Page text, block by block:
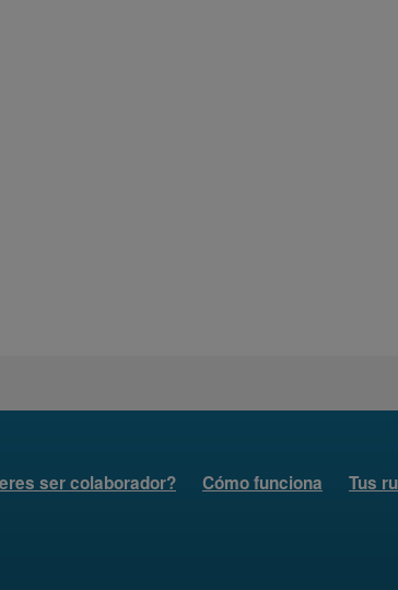
ser colaborador? Cómo funciona Tus